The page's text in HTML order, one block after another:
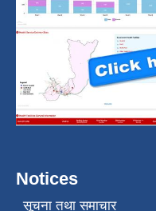
Notices
सूचना तथा समाचार